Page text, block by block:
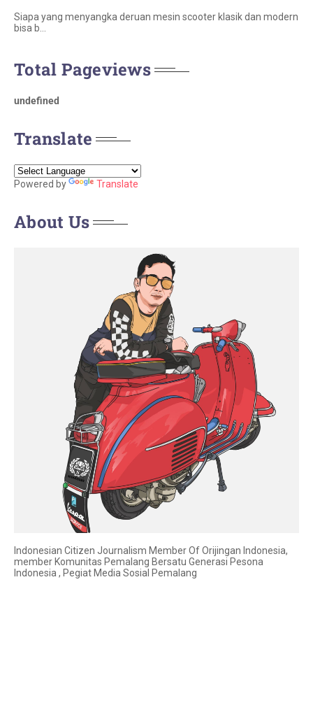
Siapa yang menyangka deruan mesin scooter klasik dan modern
bisa b…
Total Pageviews
undefned
Translate
Powered by Translate
About Us
Indonesian Citizen Journalism Member Of Orijingan Indonesia,
member Komunitas Pemalang Bersatu Generasi Pesona
Indonesia , Pegiat Media Sosial Pemalang